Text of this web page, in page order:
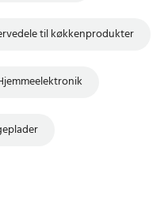
til køkkenprodukter